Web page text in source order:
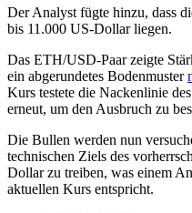
Der Analyst fügte hinzu, dass
bis 11.000 US-Dollar liegen.
Das ETH/USD-Paar zeigte
ein abgerundetes Bodenmuster
Kurs testete die Nackenlinie
erneut, um den Ausbruch zu
Die Bullen werden nun
technischen Ziels des
Dollar zu treiben, was einem
aktuellen Kurs entspricht.